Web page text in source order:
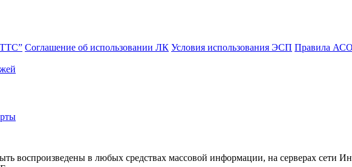
Соглашение об использовании ЛК Условия использования ЭСП Правила
воспроизведены в любых средствах массовой информации, на серверах сети